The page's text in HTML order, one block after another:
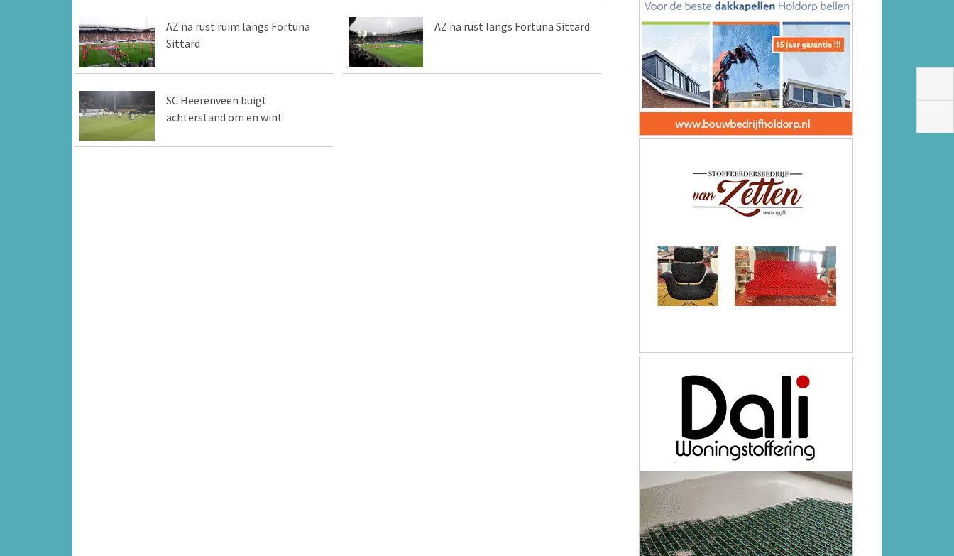
AZ na rust ruim langs Fortuna
Sittard
AZ na rust langs Fortuna Sittard
SC Heerenveen buigt
achterstand om en wint